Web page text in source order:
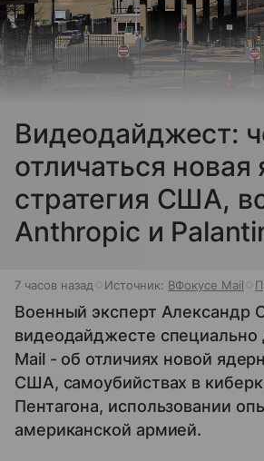
Видеодайджест:
отличаться новая
стратегия США,
Anthropic и
7 часов назад Источник: ВФокусе Mail
Военный эксперт Александр
видеодайджесте специально
Mail - об отличиях новой
США, самоубийствах в
Пентагона, использовании
американской армией.